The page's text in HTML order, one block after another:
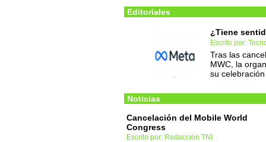
Editoriales
¿Tiene
Escrito por:
Tras las
MWC, la
su celebración
Noticias
Cancelación del Mobile World
Congress
Escrito por: Redacción TNI